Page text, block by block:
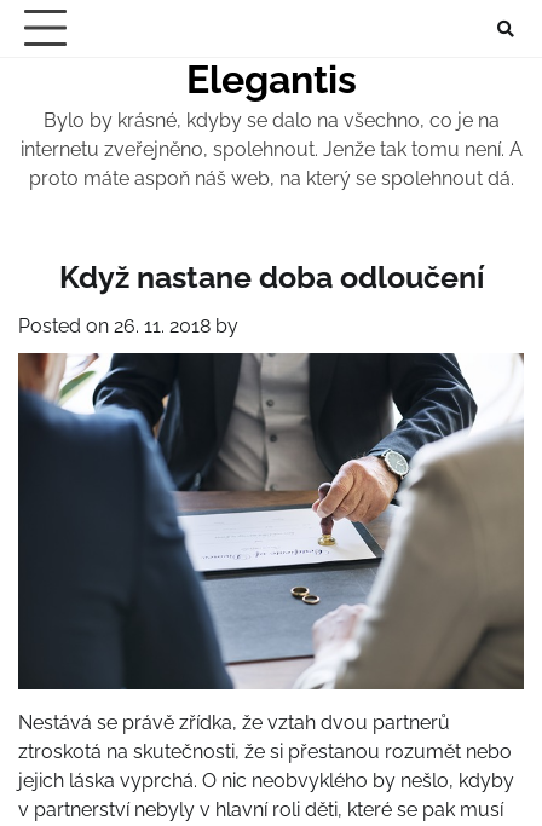
Skip
Elegantis
Bylo by krásné, kdyby se dalo na všechno, co je na
internetu zveřejněno, spolehnout. Jenže tak tomu není. A
proto máte aspoň náš web, na který se spolehnout dá.
Když nastane doba odloučení
Posted on 26. 11. 2018 by
Nestává se právě zřídka, že vztah dvou partnerů
ztroskotá na skutečnosti, že si přestanou rozumět nebo
jejich láska vyprchá. O nic neobvyklého by nešlo, kdyby
v partnerství nebyly v hlavní roli děti, které se pak musí